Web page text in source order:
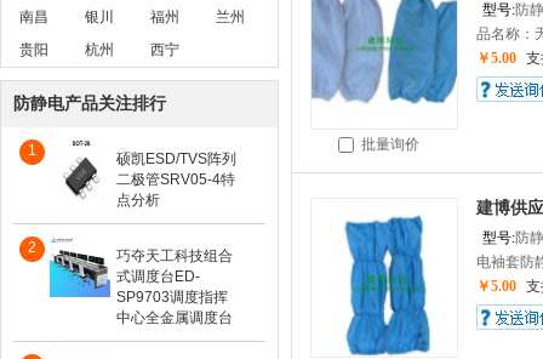
南昌
银川 福州
兰州
贵阳
杭州 西宁
防静电产品关注排行
1
硕凯ESD/TVS阵列
二极管SRV05-4特
点分析
2
巧夺天工科技组合
式调度台ED-
SP9703调度指挥
中心全金属调度台
批量询价
型号:防
品名称：
￥5.00
建博供
型号:防
电袖套防
￥5.00